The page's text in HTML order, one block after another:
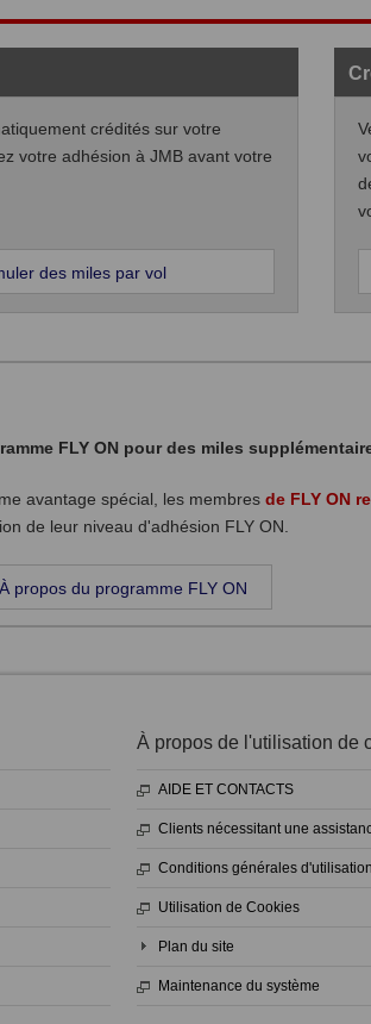
crédités sur votre
votre adhésion à JMB avant votre
des miles par vol
FLY ON pour des miles
avantage spécial, les membres de FLY ON
de leur niveau d'adhésion FLY ON.
À propos du programme FLY ON
À propos de l'utilisation de
AIDE ET CONTACTS
Clients nécessitant une
Conditions générales
Utilisation de Cookies
Plan du site
Maintenance du système